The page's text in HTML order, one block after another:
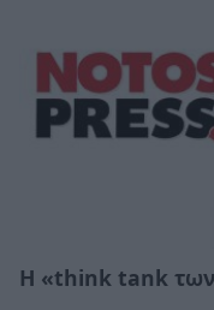
Η «think tank